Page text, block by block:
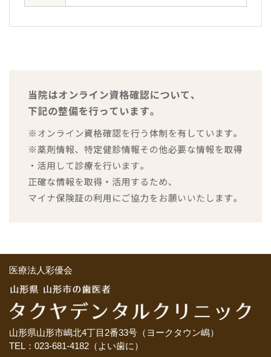
医療法人彩優会
山形県山形市嶋北4丁目2番33号（ヨークタウン嶋）
TEL：023-681-4182（よい歯に）